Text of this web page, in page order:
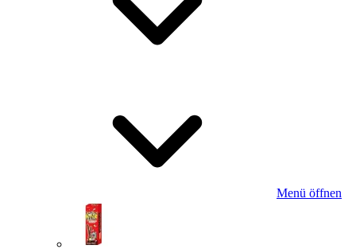
Menü öffnen